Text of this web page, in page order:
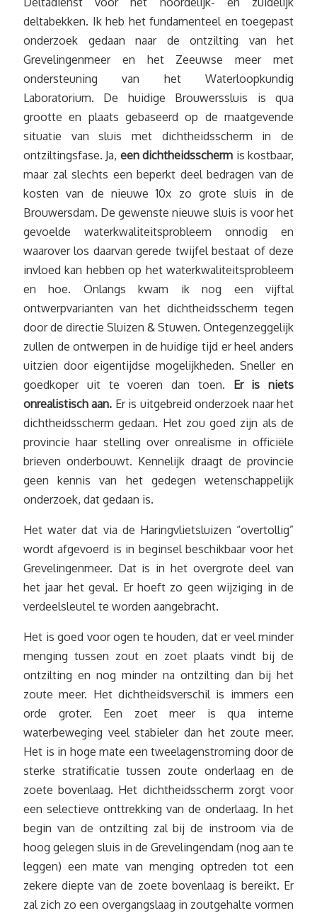
deltabekken. Ik heb het fundamenteel en toegepast
onderzoek gedaan naar de ontzilting van het
Grevelingenmeer en het Zeeuwse meer met
ondersteuning van het Waterloopkundig
Laboratorium. De huidige Brouwerssluis is qua
grootte en plaats gebaseerd op de maatgevende
situatie van sluis met dichtheidsscherm in de
ontziltingsfase. Ja, een dichtheidsscherm is kostbaar,
maar zal slechts een beperkt deel bedragen van de
kosten van de nieuwe 10x zo grote sluis in de
Brouwersdam. De gewenste nieuwe sluis is voor het
gevoelde waterkwaliteitsprobleem onnodig en
waarover los daarvan gerede twijfel bestaat of deze
invloed kan hebben op het waterkwaliteitsprobleem
en hoe. Onlangs kwam ik nog een vijftal
ontwerpvarianten van het dichtheidsscherm tegen
door de directie Sluizen & Stuwen. Ontegenzeggelijk
zullen de ontwerpen in de huidige tijd er heel anders
uitzien door eigentijdse mogelijkheden. Sneller en
goedkoper uit te voeren dan toen.
Er is niets
onrealistisch aan. Er is uitgebreid onderzoek naar het
dichtheidsscherm gedaan. Het zou goed zijn als de
provincie haar stelling over onrealisme in officiële
brieven onderbouwt. Kennelijk draagt de provincie
geen kennis van het gedegen wetenschappelijk
onderzoek, dat gedaan is.
Het water dat via de Haringvlietsluizen “overtollig”
wordt afgevoerd is in beginsel beschikbaar voor het
Grevelingenmeer. Dat is in het overgrote deel van
het jaar het geval. Er hoeft zo geen wijziging in de
verdeelsleutel te worden aangebracht.
Het is goed voor ogen te houden, dat er veel minder
menging tussen zout en zoet plaats vindt bij de
ontzilting en nog minder na ontzilting dan bij het
zoute meer. Het dichtheidsverschil is immers een
orde groter. Een zoet meer is qua interne
waterbeweging veel stabieler dan het zoute meer.
Het is in hoge mate een tweelagenstroming door de
sterke stratificatie tussen zoute onderlaag en de
zoete bovenlaag. Het dichtheidsscherm zorgt voor
een selectieve onttrekking van de onderlaag. In het
begin van de ontzilting zal bij de instroom via de
hoog gelegen sluis in de Grevelingendam (nog aan te
leggen) een mate van menging optreden tot een
zekere diepte van de zoete bovenlaag is bereikt. Er
zal zich zo een overgangslaag in zoutgehalte vormen